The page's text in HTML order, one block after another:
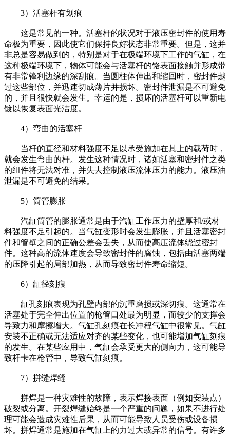
3）活塞杆有划痕
这是常见的一种。活塞杆的状况对于液压密封件的使用寿
命极为重要，因此使它们保持良好状态非常重要。但是，这并
非总是容易做到的，特别是对于在极端环境下工作的气缸，在
这种极端环境下，物体可能会与活塞杆的铬表面接触并形成带
有非常锋利边缘的深刮痕。当圆柱体伸出和缩回时，密封件越
过这些部位，并迅速切成薄片并损坏。密封件泄漏是不可避免
的，并且很快就会发生。幸运的是，损坏的活塞杆可以重新电
镀以恢复表面光洁度。
4）弯曲的活塞杆
当杆的直径和材料强度不足以承受施加在其上的载荷时，
就会发生弯曲的杆。发生这种情况时，诸如活塞和密封件之类
的组件将无法对准，并失去控制液压流体压力的能力。液压油
泄漏是不可避免的结果。
5）筒管膨胀
汽缸筒管的膨胀通常是由于汽缸工作压力的壁厚和/或材
料强度不足引起的。当气缸变形时会发生膨胀，并且活塞密封
件和管壁之间的正确公差会丢失，从而使高压流体绕过密封
件。这种高的流体速度会导致密封件的腐蚀，包括由活塞两端
的压降引起的局部加热，从而导致密封件寿命缩短。
6）缸径刻痕
缸孔刻痕表现为孔壁内部的沉重磨损或深切痕。这通常在
活塞处于完全伸出位置的枪管口处最为明显，而较少的支撑会
导致力和摩擦增大。气缸孔刻痕在长冲程气缸中很常见。气缸
安装不正确或无法适应对齐的某些变化，也可能增加气缸刻痕
的发生。在某些应用中，气缸会承受更大的侧向力，这可能导
致杆卡在枪管中，导致气缸刻痕。
7）拼缝焊缝
拼焊是一种灾难性的故障，表示焊接表面（例如安装点）
破裂或分离。开裂焊缝始终是一个严重的问题，如果不进行处
理可能会造成灾难性后果，从而可能导致人员受伤或设备损
坏。拼焊通常是施加在气缸上的力过大或异常的信号。有许多